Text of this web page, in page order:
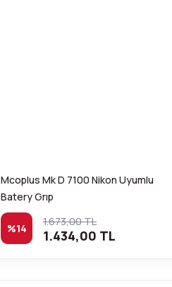
Mcoplus Mk D 7100 Nikon Uyumlu
Batery Grıp
%14 1.673,00 TL
1.434,00 TL